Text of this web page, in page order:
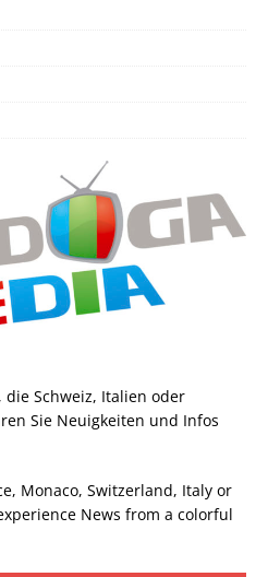
Schweiz, Italien oder
Sie Neuigkeiten und Infos
Monaco, Switzerland, Italy or
News from a colorful